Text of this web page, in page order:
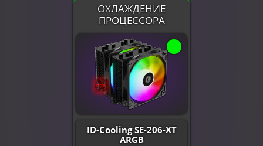
ОХЛАЖДЕНИЕ
ПРОЦЕССОРА
ID-Cooling SE-206-XT
ARGB